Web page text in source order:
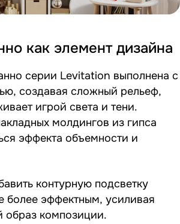
как элемент дизайна
серии Levitation выполнена с
создавая сложный рельеф,
игрой света и тени.
молдингов из гипса
эффекта объемности и
контурную подсветку
более эффектным, усиливая
образ композиции.